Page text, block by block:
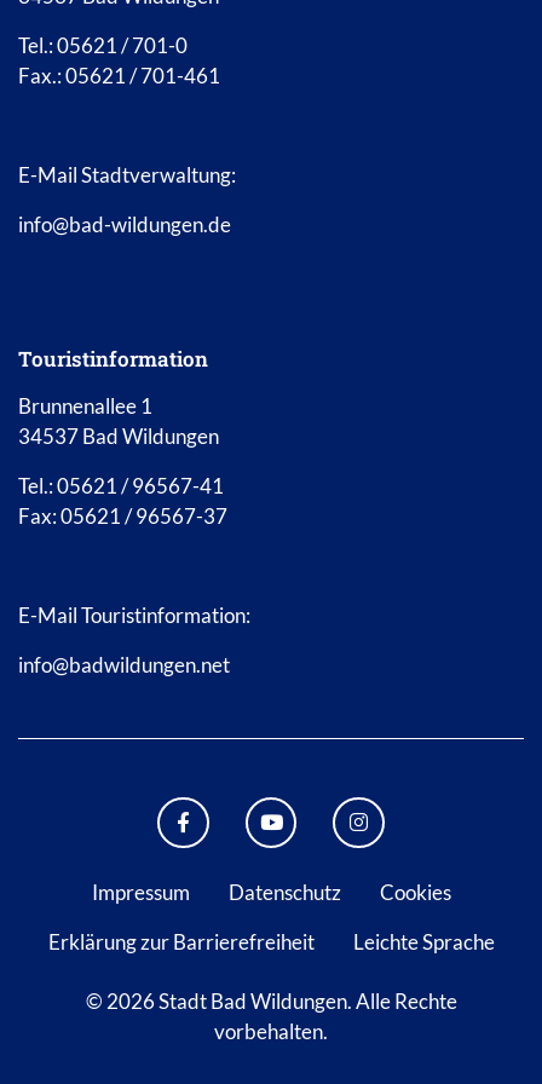
Tel.: 05621 / 701-0
Fax.: 05621 / 701-461
E-Mail Stadtverwaltung:
info@bad-wildungen.de
Touristinformation
Brunnenallee 1
34537 Bad Wildungen
Tel.: 05621 / 96567-41
Fax: 05621 / 96567-37
E-Mail Touristinformation:
info@badwildungen.net
FACEBOOK BAD WILDUNGEN
YOUTUBE KANAL STADT
INSTAGRAM
Impressum Datenschutz
Cookies
Erklärung zur Barrierefreiheit
Leichte Sprache
© 2026 Stadt Bad Wildungen.Alle Rechte
vorbehalten.